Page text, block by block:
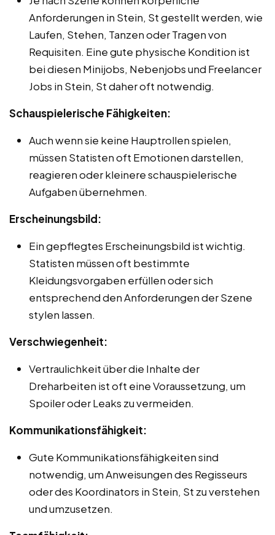
Anforderungen in Stein, St gestellt werden, wie
Laufen, Stehen, Tanzen oder Tragen von
Requisiten. Eine gute physische Kondition ist
bei diesen Minijobs, Nebenjobs und Freelancer
Jobs in Stein, St daher oft notwendig.
Schauspielerische Fähigkeiten:
Auch wenn sie keine Hauptrollen spielen,
müssen Statisten oft Emotionen darstellen,
reagieren oder kleinere schauspielerische
Aufgaben übernehmen.
Erscheinungsbild:
Ein gepflegtes Erscheinungsbild ist wichtig.
Statisten müssen oft bestimmte
Kleidungsvorgaben erfüllen oder sich
entsprechend den Anforderungen der Szene
stylen lassen.
Verschwiegenheit:
Vertraulichkeit über die Inhalte der
Dreharbeiten ist oft eine Voraussetzung, um
Spoiler oder Leaks zu vermeiden.
Kommunikationsfähigkeit:
Gute Kommunikationsfähigkeiten sind
notwendig, um Anweisungen des Regisseurs
oder des Koordinators in Stein, St zu verstehen
und umzusetzen.